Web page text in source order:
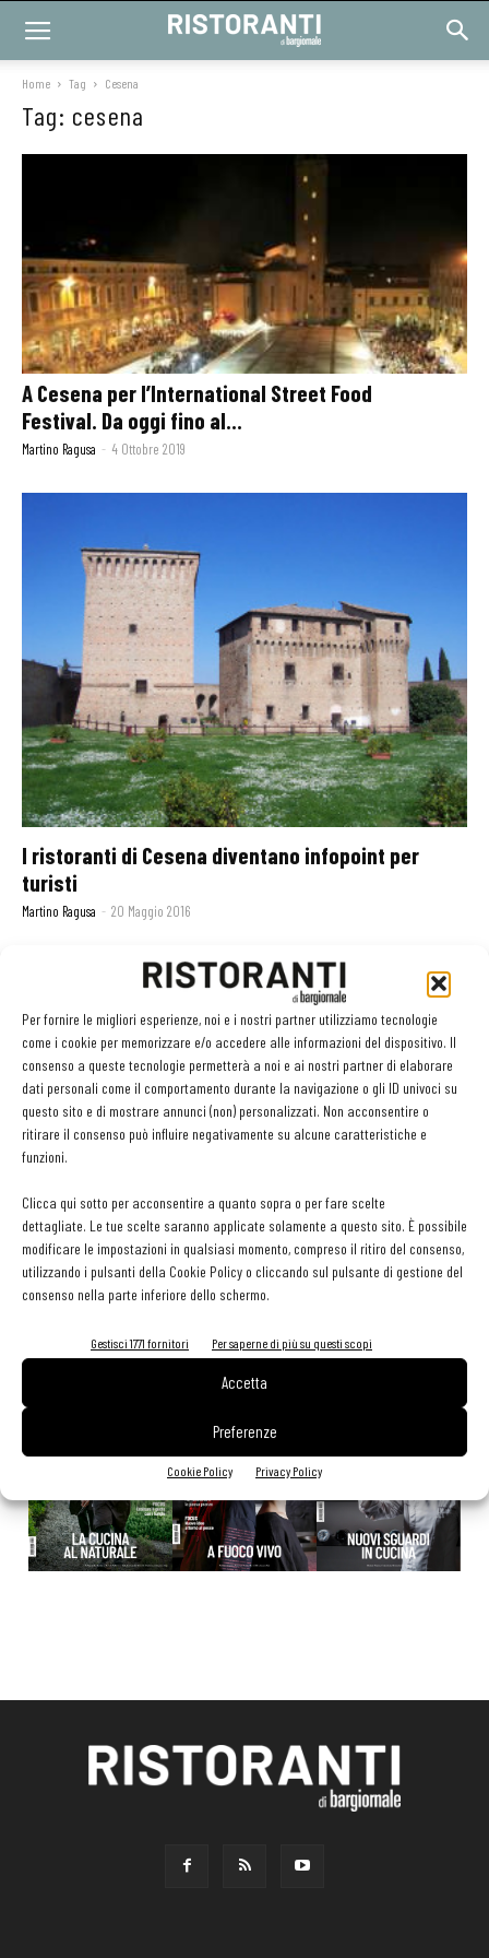
Per fornire le migliori esperienze, noi e i nostri partner utilizziamo tecnologie
come i cookie per memorizzare e/o accedere alle informazioni del dispositivo. Il
consenso a queste tecnologie permetterà a noi e ai nostri partner di elaborare
dati personali come il comportamento durante la navigazione o gli ID univoci su
questo sito e di mostrare annunci (non) personalizzati. Non acconsentire o
ritirare il consenso può influire negativamente su alcune caratteristiche e
funzioni.
Clicca qui sotto per acconsentire a quanto sopra o per fare scelte
dettagliate. Le tue scelte saranno applicate solamente a questo sito. È possibile
modificare le impostazioni in qualsiasi momento, compreso il ritiro del consenso,
utilizzando i pulsanti della Cookie Policy o cliccando sul pulsante di gestione del
consenso nella parte inferiore dello schermo.
Gestisci 1771 fornitori Per saperne di più su questi scopi
Accetta
Preferenze
Cookie Policy Privacy Policy
Home Tag Cesena
Tag: cesena
A Cesena per l’International Street Food
Festival. Da oggi fino al...
Martino Ragusa - 4 Ottobre 2019
I ristoranti di Cesena diventano infopoint per
turisti
Martino Ragusa - 20 Maggio 2016
GLI ARTICOLI PIÙ LETTI
Sogemi rafforza i servizi per la ristorazione: orario esteso e
tessera gratuita per i professionisti HoReCa
29 Luglio 2026
Aperti per ferie. Buoni indirizzi da Nord a Sud per godersi le
vacanze (o da scorprire se si è in vacanza)
Recensioni online, Fipe e le associazioni del turismo chiedono
modifiche alle Linee Guida dell’Antitrust
20 Luglio 2026
EDICOLA WEB